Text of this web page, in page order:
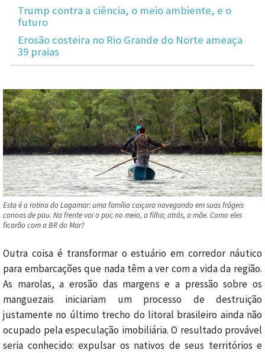
Trump contra a ciência, o meio ambiente, e o
futuro
Erosão costeira no Rio Grande do Norte ameaça
39 praias
Esta é a rotina do Lagamar: uma família caiçara navegando em suas frágeis
canoas de pau. Na frente vai o pai; no meio, a filha; atrás, a mãe. Como eles
ficarão com a BR do Mar?
Outra coisa é transformar o estuário em corredor náutico
para embarcações que nada têm a ver com a vida da região.
As marolas, a erosão das margens e a pressão sobre os
manguezais iniciariam um processo de destruição
justamente no último trecho do litoral brasileiro ainda não
ocupado pela especulação imobiliária. O resultado provável
seria conhecido: expulsar os nativos de seus territórios e